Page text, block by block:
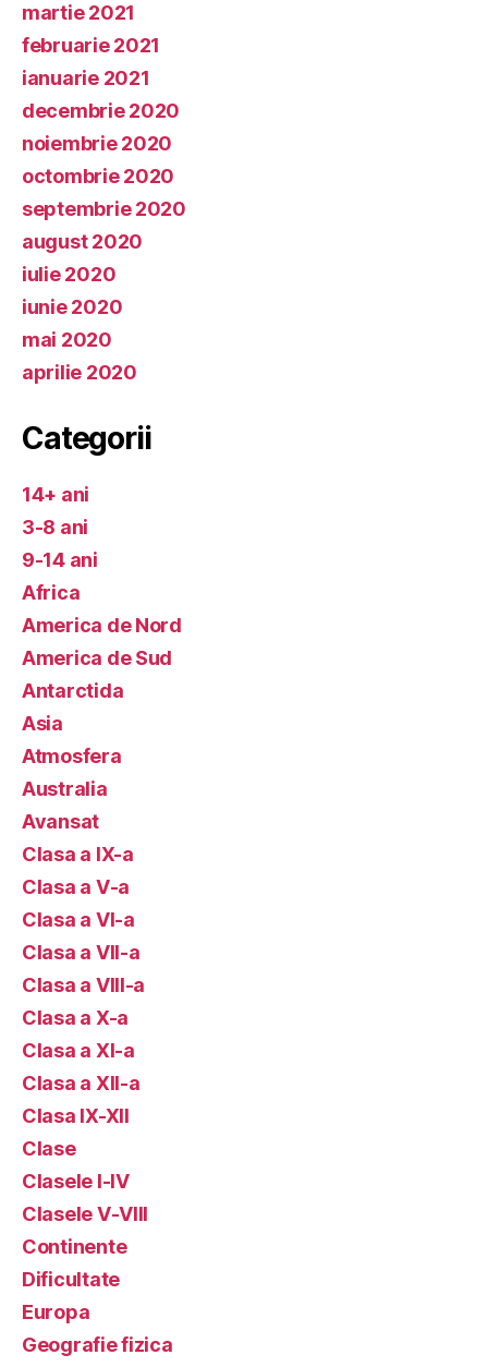
martie 2021
februarie 2021
ianuarie 2021
decembrie 2020
noiembrie 2020
octombrie 2020
septembrie 2020
august 2020
iulie 2020
iunie 2020
mai 2020
aprilie 2020
Categorii
14+ ani
3-8 ani
9-14 ani
Africa
America de Nord
America de Sud
Antarctida
Asia
Atmosfera
Australia
Avansat
Clasa a IX-a
Clasa a V-a
Clasa a VI-a
Clasa a VII-a
Clasa a VIII-a
Clasa a X-a
Clasa a XI-a
Clasa a XII-a
Clasa IX-XII
Clase
Clasele I-IV
Clasele V-VIII
Continente
Dificultate
Europa
Geografie fizica